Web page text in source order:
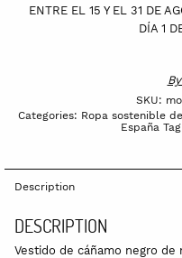
ENTRE EL 15 Y EL 31 DE
DÍA 1
By
SKU:
Categories: Ropa sostenible
España
Description
DESCRIPTION
Vestido de cáñamo negro de